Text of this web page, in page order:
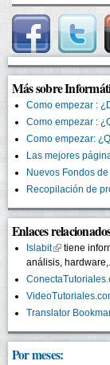
Más sobre
Como empezar :
Como empezar :
Como empezar:
Las mejores
Nuevos Fondos
Recopilación de
Enlaces
Islabit(link is
tiene
análisis,
Translator
Por meses: